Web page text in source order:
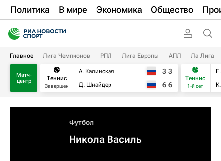
Политика В мире Экономика Общество
Главное Лига Чемпионов РПЛ Лига Европы АПЛ Ла Лига
Матч-
центр
Теннис
Завершен
А. Калинская
Д. Шнайдер
3 3
6 6
Теннис
1-й сет
Футбол
Никола Василь